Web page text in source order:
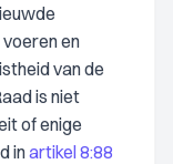
en
van de
is niet
of enige
inartikel 8:88